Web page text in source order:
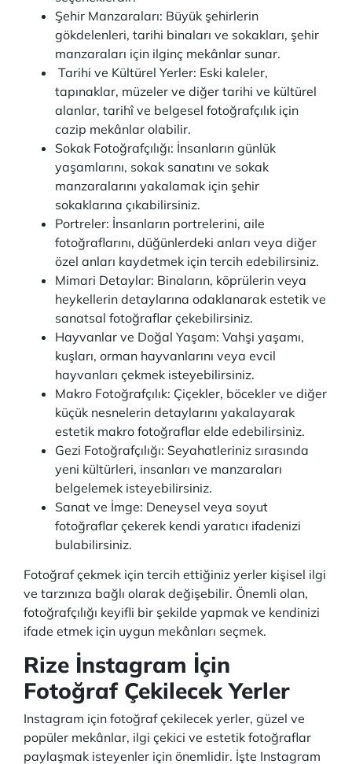
Şehir Manzaraları: Büyük şehirlerin
gökdelenleri, tarihi binaları ve sokakları, şehir
manzaraları için ilginç mekânlar sunar.
Tarihi ve Kültürel Yerler: Eski kaleler,
tapınaklar, müzeler ve diğer tarihi ve kültürel
alanlar, tarihî ve belgesel fotoğrafçılık için
cazip mekânlar olabilir.
Sokak Fotoğrafçılığı: İnsanların günlük
yaşamlarını, sokak sanatını ve sokak
manzaralarını yakalamak için şehir
sokaklarına çıkabilirsiniz.
Portreler: İnsanların portrelerini, aile
fotoğraflarını, düğünlerdeki anları veya diğer
özel anları kaydetmek için tercih edebilirsiniz.
Mimari Detaylar: Binaların, köprülerin veya
heykellerin detaylarına odaklanarak estetik ve
sanatsal fotoğraflar çekebilirsiniz.
Hayvanlar ve Doğal Yaşam: Vahşi yaşamı,
kuşları, orman hayvanlarını veya evcil
hayvanları çekmek isteyebilirsiniz.
Makro Fotoğrafçılık: Çiçekler, böcekler ve diğer
küçük nesnelerin detaylarını yakalayarak
estetik makro fotoğraflar elde edebilirsiniz.
Gezi Fotoğrafçılığı: Seyahatleriniz sırasında
yeni kültürleri, insanları ve manzaraları
belgelemek isteyebilirsiniz.
Sanat ve İmge: Deneysel veya soyut
fotoğraflar çekerek kendi yaratıcı ifadenizi
bulabilirsiniz.
Fotoğraf çekmek için tercih ettiğiniz yerler kişisel ilgi
ve tarzınıza bağlı olarak değişebilir. Önemli olan,
fotoğrafçılığı keyifli bir şekilde yapmak ve kendinizi
ifade etmek için uygun mekânları seçmek.
Rize İnstagram İçin
Fotoğraf Çekilecek Yerler
Instagram için fotoğraf çekilecek yerler, güzel ve
popüler mekânlar, ilgi çekici ve estetik fotoğraflar
paylaşmak isteyenler için önemlidir. İşte Instagram